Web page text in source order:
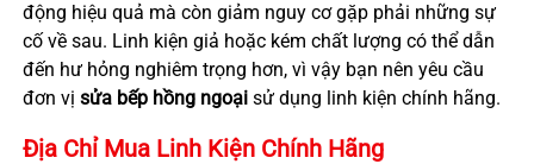
động hiệu quả mà còn giảm nguy cơ gặp phải những sự
cố về sau. Linh kiện giả hoặc kém chất lượng có thể dẫn
đến hư hỏng nghiêm trọng hơn, vì vậy bạn nên yêu cầu
đơn vị sửa bếp hồng ngoạisử dụng linh kiện chính hãng.
Địa Chỉ Mua Linh Kiện Chính Hãng